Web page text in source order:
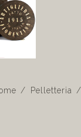
Pelletteria